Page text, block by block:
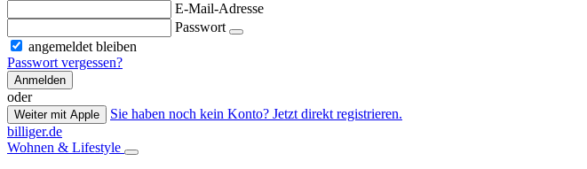
E-Mail-Adresse
Passwort
angemeldet bleiben
Passwort vergessen?
Anmelden
oder
Weiter mit Apple
Sie haben noch kein Konto? Jetzt direkt registrieren.
billiger.de
Wohnen & Lifestyle